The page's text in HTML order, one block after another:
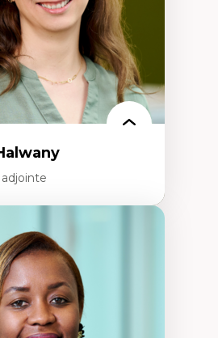
des techniques de recherche
l’IA
de la personne
d’Hannah Arendt
à l’ère numérique
et normes
pédagogiques des théories de
du féminisme
aux sciences
des sciences/STIM dans une
de care
des